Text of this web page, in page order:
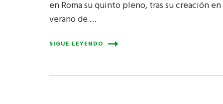
en Roma su quinto pleno, tras su creación
verano de …
SIGUE LEYENDO